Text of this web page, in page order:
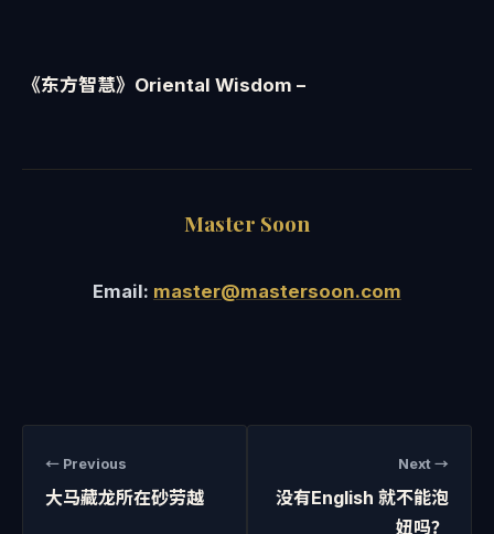
《东方智慧》Oriental Wisdom –
Master Soon
Email: master@mastersoon.com
← Previous
大马藏龙所在砂劳越
Next →
没有English 就不能泡
妞吗？